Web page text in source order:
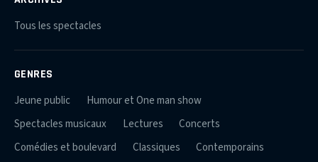
Tous les spectacles
GENRES
Jeune public
Humour et One man show
Spectacles musicaux
Lectures
Concerts
Comédies et boulevard
Classiques
Contemporains